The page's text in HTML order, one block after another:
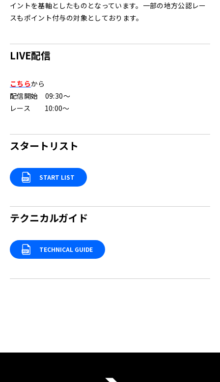
イントを基軸としたものとなっています。一部の地方公認レー
スもポイント付与の対象としております。
LIVE配信
こちらから
配信開始 09:30～
レース 10:00～
スタートリスト
START LIST
テクニカルガイド
TECHNICAL GUIDE